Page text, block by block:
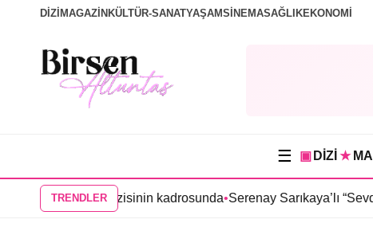
DİZİ MAGAZİN KÜLTÜR-SANATYAŞAMSİNEMASAĞLIKEKONOMİ
☰ ▣ DİZİ ★
TRENDLER
“Tutsak Sevda” dizisinin kadrosunda•Serenay Sarıkaya’lı